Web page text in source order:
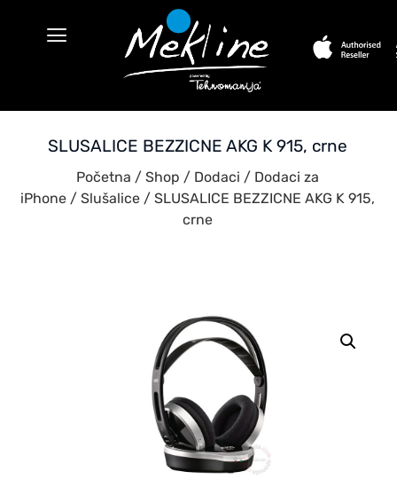
SLUSALICE BEZZICNE AKG K 915, crne
Početna / Shop / Dodaci / Dodaci za
iPhone / Slušalice / SLUSALICE BEZZICNE AKG K 915,
crne